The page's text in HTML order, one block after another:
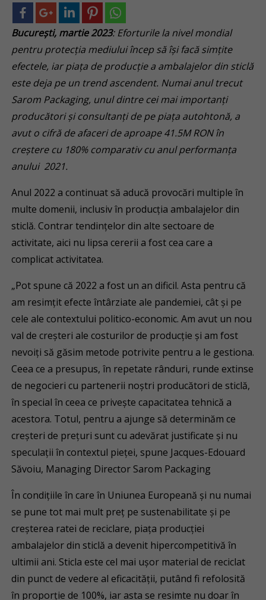
Bucureşti, martie 2023: Eforturile la nivel mondial
pentru protecţia mediului încep să îşi facă simţite
efectele, iar piaţa de producţie a ambalajelor din sticlă
este deja pe un trend ascendent. Numai anul trecut
Sarom Packaging, unul dintre cei mai importanţi
producători şi consultanţi de pe piaţa autohtonă, a
avut o cifră de afaceri de aproape41.5M RON în
creștere cu 180% comparativ cu anul performanța
anului 2021.
Anul 2022 a continuat să aducă provocări multiple în
multe domenii, inclusiv în producţia ambalajelor din
sticlă. Contrar tendinţelor din alte sectoare de
activitate, aici nu lipsa cererii a fost cea care a
complicat activitatea.
„Pot spune că 2022 a fost un an dificil. Asta pentru că
am resimţit efecte întârziate ale pandemiei, cât şi pe
cele ale contextului politico-economic. Am avut un nou
val de creşteri ale costurilor de producţie şi am fost
nevoiți să găsim metode potrivite pentru a le gestiona.
Ceea ce a presupus, în repetate rânduri, runde extinse
de negocieri cu partenerii noştri producători de sticlă,
în special în ceea ce priveşte capacitatea tehnică a
acestora. Totul, pentru a ajunge să determinăm ce
creşteri de preţuri sunt cu adevărat justificate şi nu
speculaţii în contextul pieţei, spune Jacques-Edouard
Săvoiu, Managing Director Sarom Packaging
În condiţiile în care în Uniunea Europeană şi nu numai
se pune tot mai mult preţ pe sustenabilitate şi pe
creşterea ratei de reciclare, piaţa producţiei
ambalajelor din sticlă a devenit hipercompetitivă în
ultimii ani. Sticla este cel mai uşor material de reciclat
din punct de vedere al eficacităţii, putând fi refolosită
în proporţie de 100%, iar asta se resimte nu doar în